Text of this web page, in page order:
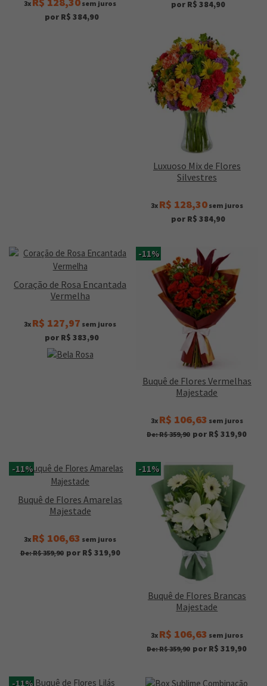
3x sem juros
por R$ 384,90
por R$ 384,90
Luxuoso Mix de Flores
Silvestres
3x R$ 128,30sem juros
por R$ 384,90
Coração de Rosa Encantada
Vermelha
3x R$ 127,97 sem juros
por R$ 383,90
-11%
Buquê de Flores Vermelhas
Majestade
3x R$ 106,63 sem juros
De: R$ 359,90 por R$ 319,90
-11%
Buquê de Flores Amarelas
Majestade
3x R$ 106,63 sem juros
De: R$ 359,90 por R$ 319,90
-11%
Buquê de Flores Brancas
Majestade
3x R$ 106,63 sem juros
De: R$ 359,90 por R$ 319,90
-11%